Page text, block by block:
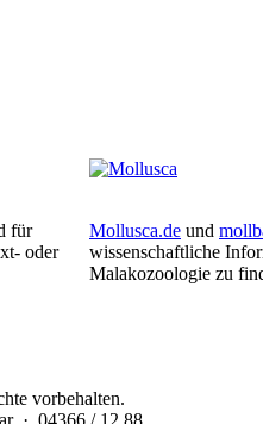
für
oder
Mollusca.de und
wissenschaftliche
Malakozoologie zu
vorbehalten.
· 04366 / 12 88